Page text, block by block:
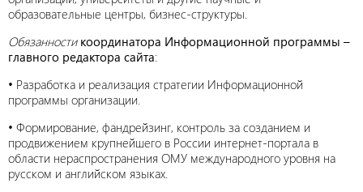
образовательные центры, бизнес-структуры.
Обязанности координатора Информационной программы –
главного редактора сайта:
• Разработка и реализация стратегии Информационной
программы организации.
• Формирование, фандрейзинг, контроль за созданием и
продвижением крупнейшего в России интернет-портала в
области нераспространения ОМУ международного уровня на
русском и английском языках.